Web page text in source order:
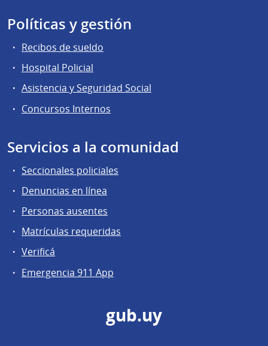
Políticas y gestión
Recibos de sueldo
Hospital Policial
Asistencia y Seguridad Social
Concursos Internos
Servicios a la comunidad
Seccionales policiales
Denuncias en línea
Personas ausentes
Matrículas requeridas
Verificá
Emergencia 911 App
gub.uy